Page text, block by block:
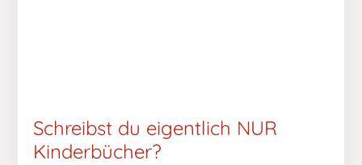
Schreibst du eigentlich NUR
Kinderbücher?